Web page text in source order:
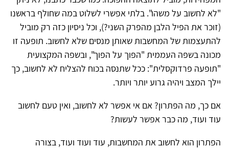
"לא לחשוב על משהו". בלתי אפשרי לשלוט במה שחולף בראשנו
(זוכר את הפיל הלבן מהפרק השני?), וכל ניסיון כזה רק מוביל
להתעצמות של המחשבות שאותן מנסים שלא לחשוב. תופעה זו
מכונה בשפה העממית "הפוך על הפוך", ובשפה המקצועית
"תופעה פרדוקסלית": ככל שתנסה בכוח להצליח לא לחשוב, כך
יילך המצב ויהיה גרוע יותר ויותר.
אם כך, מה הפתרון? אם אי אפשר לא לחשוב, ואין טעם לחשוב
עוד ועוד, מה כבר אפשר לעשות?
הפתרון הוא לחשוב את המחשבות, עוד ועוד ועוד, בצורה